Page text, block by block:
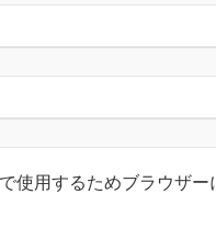
使用するためブラウザ